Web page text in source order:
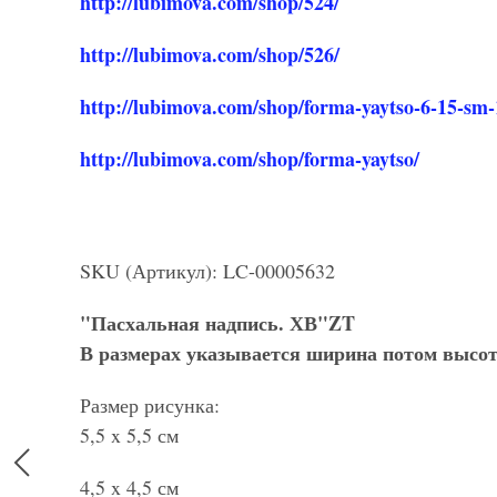
http://lubimova.com/shop/526/
http://lubimova.com/shop/forma-yaytso-6-15-
http://lubimova.com/shop/forma-yaytso/
SKU (Артикул): LC-00005632
"Пасхальная надпись. ХВ"ZT
В размерах указывается ширина потом
Размер рисунка:
5,5 x 5,5 см
4,5 x 4,5 см